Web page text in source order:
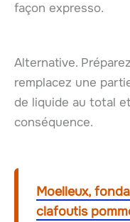
façon expresso.
Alternative.
remplacez une
de liquide au total
conséquence.
Moelleux,
clafoutis